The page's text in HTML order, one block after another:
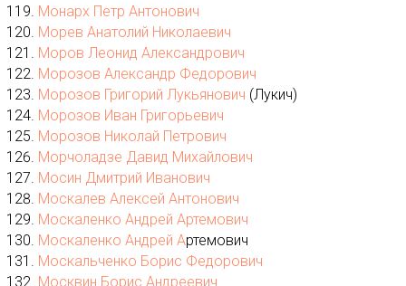
Монарх Петр Антонович
Морев Анатолий Николаевич
Моров Леонид Александрович
Морозов Александр Федорович
Морозов Григорий Лукьянович (Лукич)
Морозов Иван Григорьевич
Морозов Николай Петрович
Морчоладзе Давид Михайлович
Мосин Дмитрий Иванович
Москалев Алексей Антонович
Москаленко Андрей Артемович
Москаленко Андрей Артемович
Москальченко Борис Федорович
Москвин Борис Андреевич